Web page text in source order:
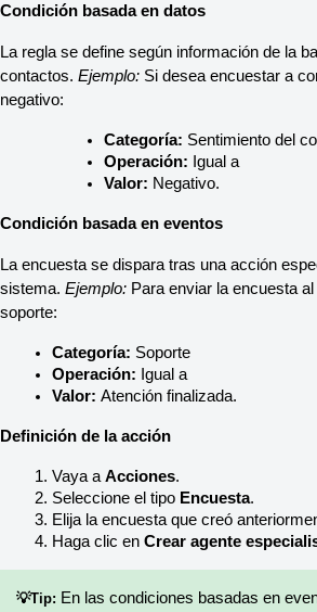
Condición basada en datos
La regla se define según información de la
contactos. Ejemplo: Si desea encuestar a
negativo:
Categoría: Sentimiento del
Operación: Igual a
Valor: Negativo.
Condición basada en eventos
La encuesta se dispara tras una acción
sistema. Ejemplo: Para enviar la encuesta
soporte:
Categoría: Soporte
Operación: Igual a
Valor: Atención finalizada.
Definición de la acción
Vaya a Acciones.
Seleccione el tipo Encuesta.
Elija la encuesta que creó
Haga clic en Crear agente
💡Tip: En las condiciones basadas en